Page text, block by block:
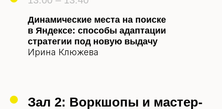
Динамические места на поиске
в Яндексе: способы адаптации
стратегии под новую выдачу
Ирина Клюжева
Зал 2: Воркшопы и мастер-